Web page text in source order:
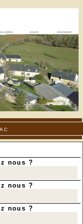
nous ?
nous ?
nous ?